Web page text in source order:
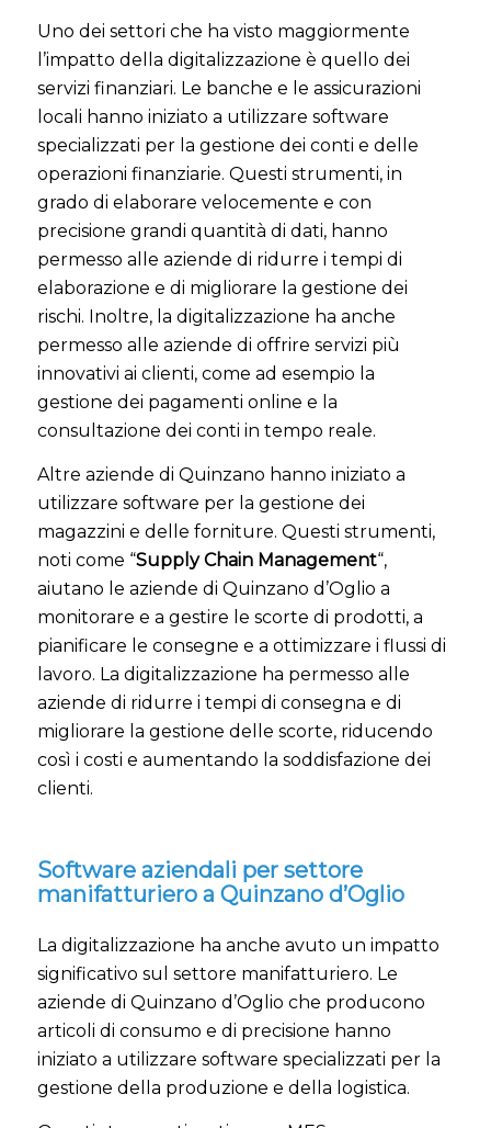
Uno dei settori che ha visto maggiormente
l’impatto della digitalizzazione è quello dei
servizi finanziari. Le banche e le assicurazioni
locali hanno iniziato a utilizzare software
specializzati per la gestione dei conti e delle
operazioni finanziarie. Questi strumenti, in
grado di elaborare velocemente e con
precisione grandi quantità di dati, hanno
permesso alle aziende di ridurre i tempi di
elaborazione e di migliorare la gestione dei
rischi. Inoltre, la digitalizzazione ha anche
permesso alle aziende di offrire servizi più
innovativi ai clienti, come ad esempio la
gestione dei pagamenti online e la
consultazione dei conti in tempo reale.
Altre aziende di Quinzano hanno iniziato a
utilizzare software per la gestione dei
magazzini e delle forniture. Questi strumenti,
noti come “Supply Chain Management“,
aiutano le aziende di Quinzano d’Oglio a
monitorare e a gestire le scorte di prodotti, a
pianificare le consegne e a ottimizzare i flussi di
lavoro. La digitalizzazione ha permesso alle
aziende di ridurre i tempi di consegna e di
migliorare la gestione delle scorte, riducendo
così i costi e aumentando la soddisfazione dei
clienti.
Software aziendali per settore
manifatturiero a Quinzano d’Oglio
La digitalizzazione ha anche avuto un impatto
significativo sul settore manifatturiero. Le
aziende di Quinzano d’Oglio che producono
articoli di consumo e di precisione hanno
iniziato a utilizzare software specializzati per la
gestione della produzione e della logistica.